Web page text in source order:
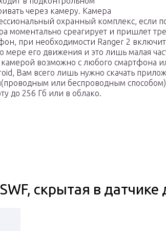
через камеру. Камера
охранный комплекс, если
моментально среагирует и пришлет
при необходимости Ranger 2
мере его движения и это лишь малая
возможно с любого смартфона
Вам всего лишь нужно скачать
или беспроводным
до 256 Гб или в облако.
скрытая в